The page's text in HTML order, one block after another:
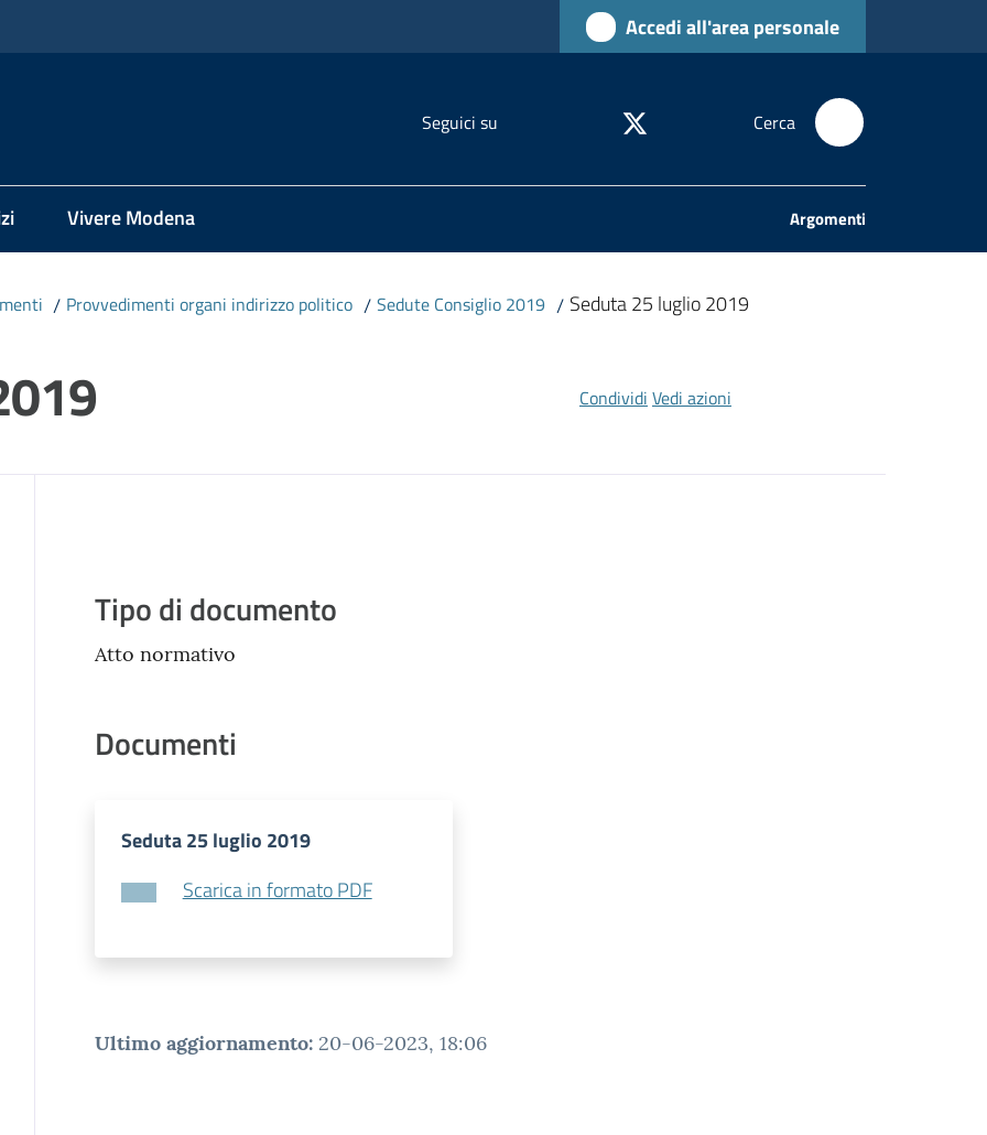
Accedi all'area personale
Seguici su Cerca
Vivere Modena Argomenti
/ Provvedimenti organi indirizzo politico / Sedute Consiglio 2019 / Seduta 25 luglio 2019
Condividi Vedi azioni
Descrizione
Tipo di documento
Atto normativo
Documenti
Seduta 25 luglio 2019
Scarica in formato PDF
Ultimo aggiornamento: 20-06-2023, 18:06